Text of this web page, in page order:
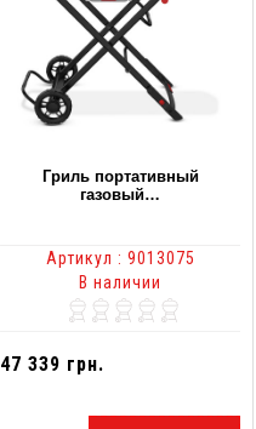
Гриль портативный
газовый…
Артикул : 9013075
В наличии
47 339 грн.